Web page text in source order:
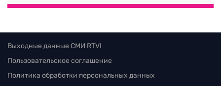
Выходные данные СМИ RTVI
Пользовательское соглашение
Политика обработки персональных данных